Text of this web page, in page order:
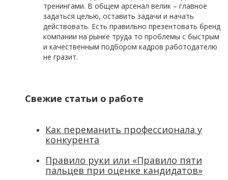
тренингами. В общем арсенал велик – главное
задаться целью, оставить задачи и начать
действовать. Есть правильно презентовать бренд
компании на рынке труда то проблемы с быстрым
и качественным подбором кадров работодателю
не гразит.
Свежие статьи о работе
Как переманить профессионала у
конкурента
Правило руки или «Правило пяти
пальцев при оценке кандидатов»